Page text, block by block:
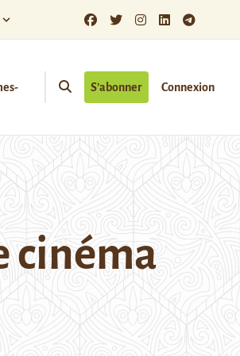
S’abonner Connexion
cinéma